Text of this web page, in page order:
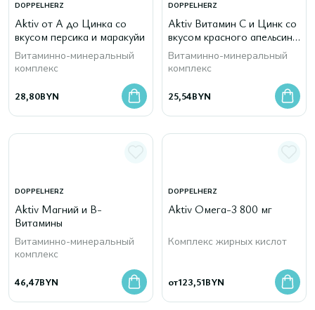
DOPPELHERZ
Aktiv от А до Цинка со
вкусом персика и маракуйи
Витаминно-минеральный
комплекс
28,80BYN
DOPPELHERZ
Aktiv Витамин С и Цинк со
вкусом красного апельсина
и граната
Витаминно-минеральный
комплекс
25,54BYN
DOPPELHERZ
Aktiv Магний и B-
Витамины
Витаминно-минеральный
комплекс
46,47BYN
DOPPELHERZ
Aktiv Омега-3 800 мг
Комплекс жирных кислот
от123,51BYN